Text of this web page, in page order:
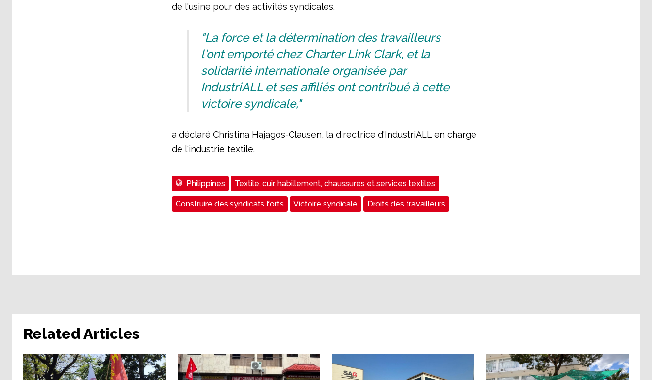
de l'usine pour des activités syndicales.
"La force et la détermination des travailleurs
l'ont emporté chez Charter Link Clark, et la
solidarité internationale organisée par
IndustriALL et ses affiliés ont contribué à cette
victoire syndicale,"
a déclaré Christina Hajagos-Clausen, la directrice d'IndustriALL en charge
de l'industrie textile.
Philippines Textile, cuir, habillement, chaussures et services textiles
Construire des syndicats forts Victoire syndicale Droits des travailleurs
Related Articles